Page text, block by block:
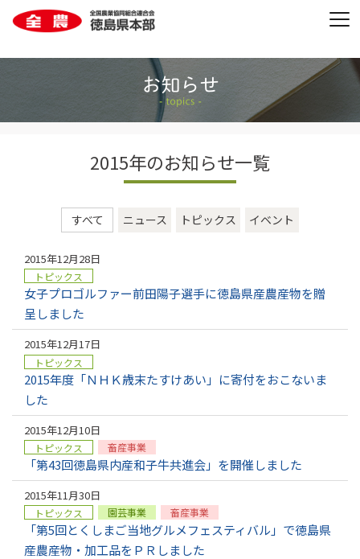
2015年のお知らせ一覧
すべて ニュース トピックス イベント
2015年12月28日
トピックス
女子プロゴルファー前田陽子選手に徳島県産農産物を贈
呈しました
2015年12月17日
トピックス
2015年度「ＮＨＫ歳末たすけあい」に寄付をおこないま
した
2015年12月10日
トピックス 畜産事業
「第43回徳島県内産和子牛共進会」を開催しました
2015年11月30日
トピックス 園芸事業 畜産事業
「第5回とくしまご当地グルメフェスティバル」で徳島県
産農産物・加工品をＰＲしました